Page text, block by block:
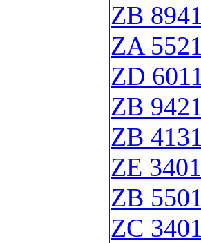
ZB
ZA
ZD
ZB
ZB
ZE
ZB
ZC